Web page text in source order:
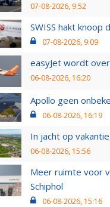
07-08-2026, 9:52
SWISS hakt
07-08-2026, 9:09
easyJet wordt
06-08-2026, 16:20
Apollo geen
06-08-2026, 16:19
In jacht op
06-08-2026, 15:56
Meer ruimte voor
Schiphol
06-08-2026, 15:16